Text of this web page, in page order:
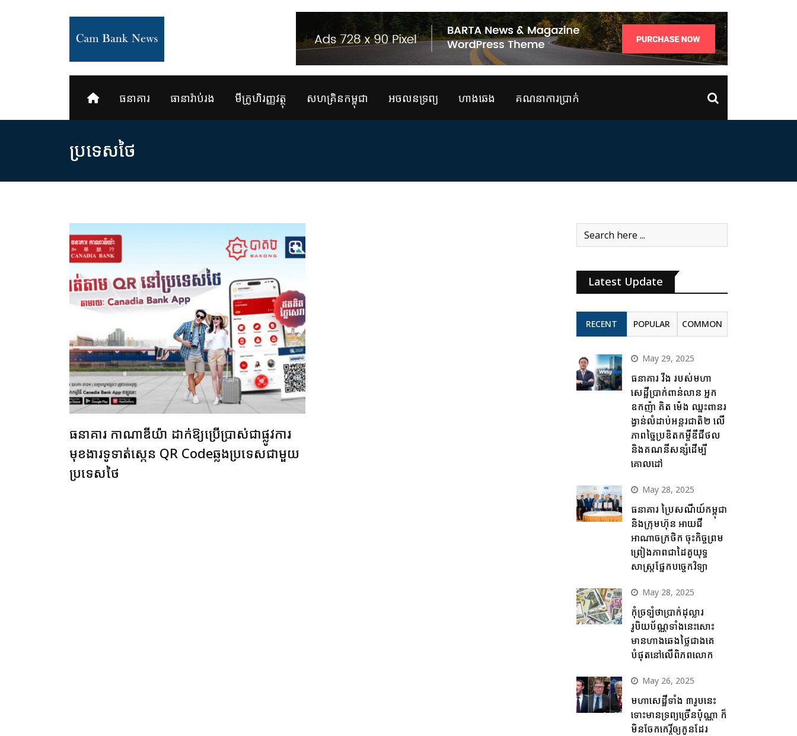
ធនាគារ ធានារ៉ាប់រង មីក្រូហិរញ្ញវត្ថុ សហគ្រិនកម្ពុជា អចលនទ្រព្យ ហាងឆេង គណនាការប្រាក់
ប្រទេសថៃ
ធនាគារ កាណាឌីយ៉ា ដាក់ឱ្យប្រើប្រាស់ជាផ្លូវការ
មុខងារទូទាត់ស្កេន QR Codeឆ្លងប្រទេសជាមួយ
ប្រទេសថៃ
Latest Update
RECENT POPULAR COMMON
May 29, 2025
ធនាគារ វីង របស់មហា
សេដ្ឋីប្រាក់ពាន់លាន អ្នក
ឧកញ៉ា គិត ម៉េង ឈ្នះពានរ
ង្វាន់លំដាប់អន្តរជាតិ២ លើ
ភាពច្នៃប្រឌិតកម្ចីឌីជីថល
និងគណនីសន្សំដើម្បី
គោលដៅ
May 28, 2025
ធនាគារ ប្រៃសណីយ៍កម្ពុជា
និងក្រុមហ៊ុន អាយជី
អាណាចក្រថិក ចុះកិច្ចព្រម
ព្រៀងភាពជាដៃគូយុទ្ធ
សាស្ត្រផ្នែកបច្ចេកវិទ្យា
May 28, 2025
កុំច្រឡំថាប្រាក់ដុល្លារ
រូបិយប័ណ្ណទាំងនេះសោះ
មានហាងឆេងថ្លៃជាងគេ
បំផុតនៅលើពិភពលោក
May 26, 2025
មហាសេដ្ឋីទាំង ៣រូបនេះ
ទោះមានទ្រព្យច្រើនប៉ុណ្ណា ក៏
មិនចែកកេរ្តិ៍ឲ្យកូនដែរ